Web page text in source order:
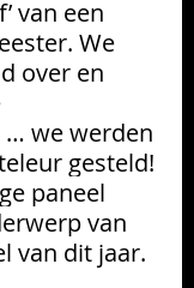
van een
We
over en
… we werden
gesteld!
paneel
van
van dit jaar.